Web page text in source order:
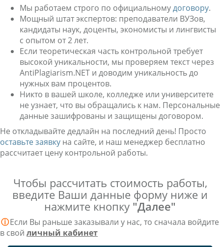
Мы работаем строго по официальномудоговору.
Мощный штат экспертов: преподаватели ВУЗов,
кандидаты наук, доценты, экономисты и лингвисты
с опытом от 2 лет.
Если теоретическая часть контрольной требует
высокой уникальности, мы проверяем текст через
AntiPlagiarism.NET и доводим уникальность до
нужных вам процентов.
Никто в вашей школе, колледже или университете
не узнает, что вы обращались к нам. Персональные
данные зашифрованы и защищены договором.
Не откладывайте дедлайн на последний день! Просто
оставьте заявку на сайте, и наш менеджер бесплатно
рассчитает цену контрольной работы.
Чтобы рассчитать стоимость работы,
введите Ваши данные форму ниже и
нажмите кнопку "Далее"
ⓘЕсли Вы раньше заказывали у нас, то сначала войдите
в свой личный кабинет